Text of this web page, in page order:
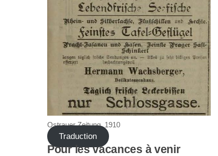
Ostrauer Zeitung, 1910
Traduction
Pour les vacances à venir